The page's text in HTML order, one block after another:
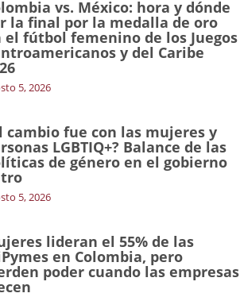
vs. México: hora y dónde
la final por la medalla de oro
el fútbol femenino de los Juegos
y del Caribe
5, 2026
cambio fue con las mujeres y
LGBTIQ+? Balance de las
de género en el gobierno
5, 2026
lideran el 55% de las
en Colombia, pero
poder cuando las empresas